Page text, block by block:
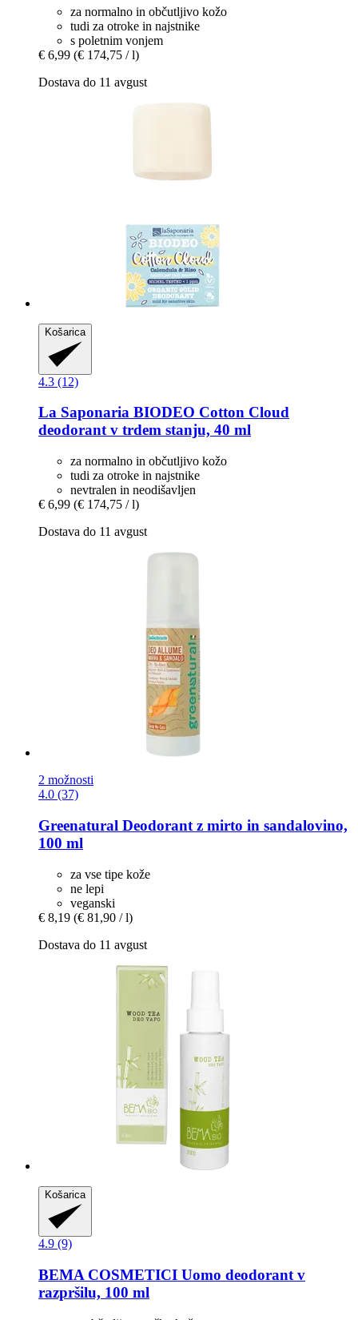
za normalno in občutljivo kožo
tudi za otroke in najstnike
s poletnim vonjem
€ 6,99 (€ 174,75 / l)
Dostava do 11 avgust
Košarica
4.3 (12)
La Saponaria BIODEO Cotton Cloud
deodorant v trdem stanju, 40 ml
za normalno in občutljivo kožo
tudi za otroke in najstnike
nevtralen in neodišavljen
€ 6,99 (€ 174,75 / l)
Dostava do 11 avgust
2 možnosti
4.0 (37)
Greenatural Deodorant z mirto in sandalovino,
100 ml
za vse tipe kože
ne lepi
veganski
€ 8,19 (€ 81,90 / l)
Dostava do 11 avgust
Košarica
4.9 (9)
BEMA COSMETICI Uomo deodorant v
razpršilu, 100 ml